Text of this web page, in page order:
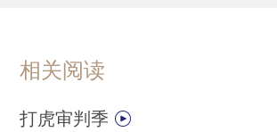
相关阅读
打虎审判季